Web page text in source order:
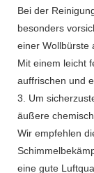
Bei der
besonders
einer Wollbürste
Mit einem leicht
auffrischen und
3. Um
äußere
Wir empfehlen
eine gute